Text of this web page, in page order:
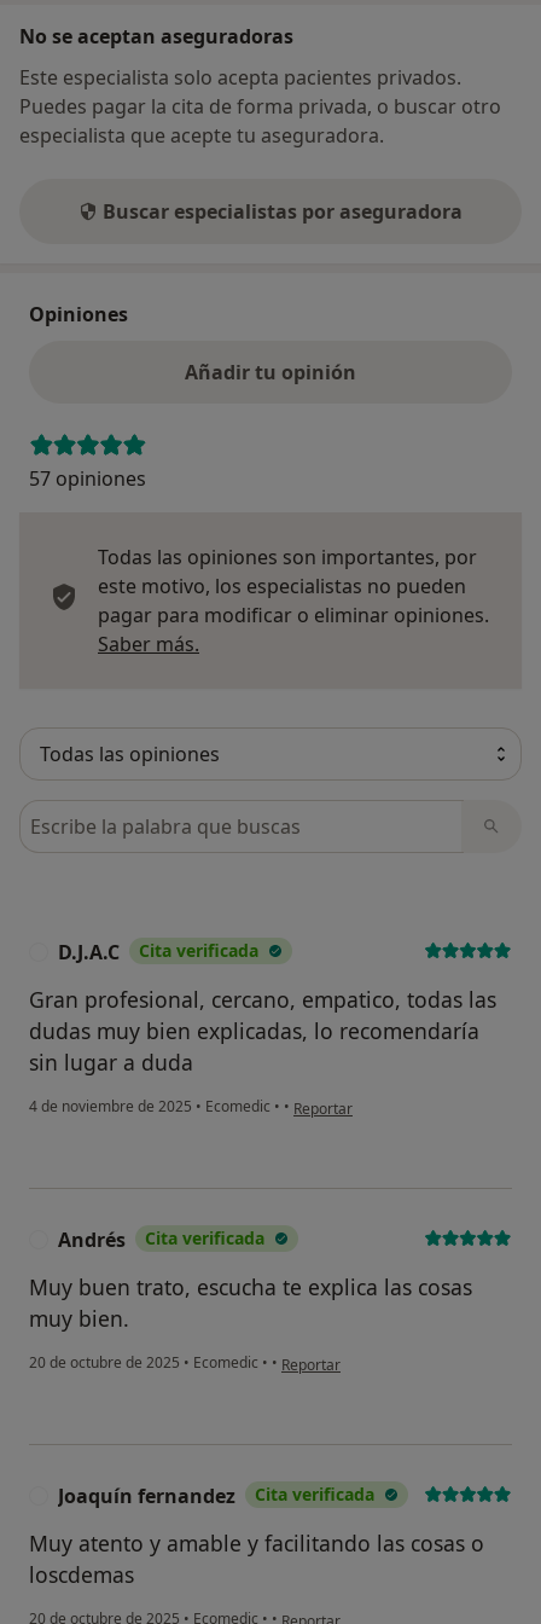
No se aceptan aseguradoras
Este especialista solo acepta pacientes privados.
Puedes pagar la cita de forma privada, o buscar otro
especialista que acepte tu aseguradora.
Buscar especialistas por aseguradora
Opiniones
Añadir tu opinión
57 opiniones
Todas las opiniones son importantes, por
este motivo, los especialistas no pueden
pagar para modificar o eliminar opiniones.
Saber más.
Busca en opiniones
D.J.A.C Cita verificada
Gran profesional, cercano, empatico, todas las
dudas muy bien explicadas, lo recomendaría
sin lugar a duda
4 de noviembre de 2025 • Ecomedic • • en opinión del usuario D.J.A.C
Reportar
Andrés Cita verificada
Muy buen trato, escucha te explica las cosas
muy bien.
20 de octubre de 2025 • Ecomedic • • en opinión del usuario Andrés
Reportar
Joaquín fernandez Cita verificada
Muy atento y amable y facilitando las cosas o
loscdemas
20 de octubre de 2025 • Ecomedic • • en opinión del usuario Joaquín